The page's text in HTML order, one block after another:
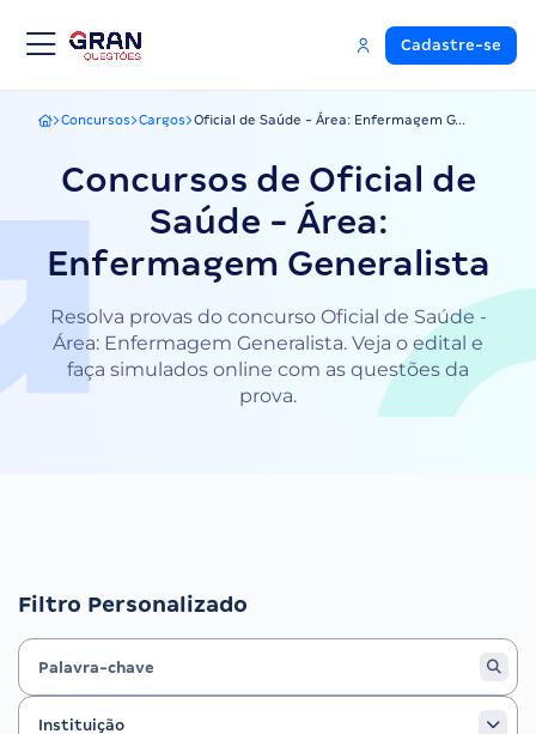
Cadastre-se
Gran Questões
Concursos Cargos Oficial de Saúde - Área: Enfermagem G...
Concursos de Oficial de
Saúde - Área:
Enfermagem Generalista
Resolva provas do concurso Oficial de Saúde -
Área: Enfermagem Generalista. Veja o edital e
faça simulados online com as questões da
prova.
Filtro Personalizado
Instituição
Instituição